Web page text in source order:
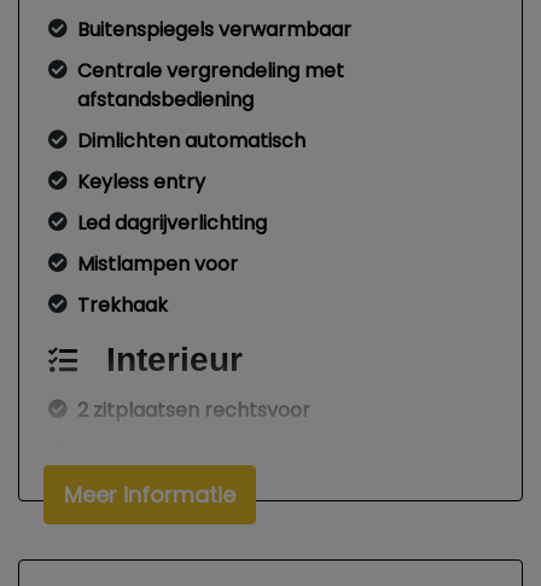
Buitenspiegels verwarmbaar
Centrale vergrendeling met
afstandsbediening
Dimlichten automatisch
Keyless entry
Led dagrijverlichting
Mistlampen voor
Trekhaak
Interieur
2 zitplaatsen rechtsvoor
Bestuurdersstoel in hoogte verstelbaar
Elektrische ramen voor
Meer informatie